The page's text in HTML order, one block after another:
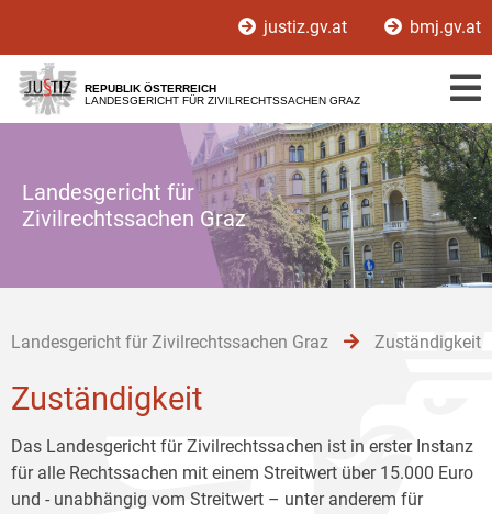
[1]
[2]
[3]
justiz.gv.at bmj.gv.at
REPUBLIK ÖSTERREICH
LANDESGERICHT FÜR ZIVILRECHTSSACHEN GRAZ
Landesgericht für
Zivilrechtssachen Graz
Landesgericht für Zivilrechtssachen Graz Zuständigkeit
Zuständigkeit
Das Landesgericht für Zivilrechtssachen ist in erster Instanz
für alle Rechtssachen mit einem Streitwert über 15.000 Euro
und - unabhängig vom Streitwert – unter anderem für